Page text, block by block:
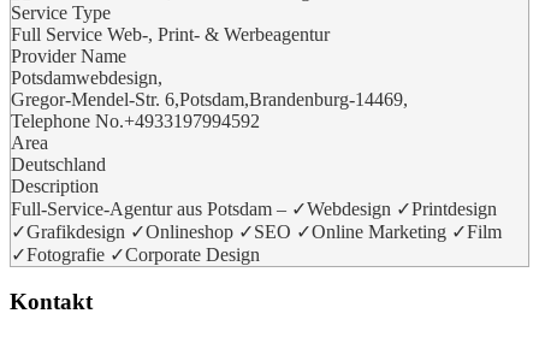
Service Type
Full Service Web-, Print- & Werbeagentur
Provider Name
Potsdamwebdesign,
Gregor-Mendel-Str. 6,Potsdam,Brandenburg-14469,
Telephone No.+4933197994592
Area
Deutschland
Description
Full-Service-Agentur aus Potsdam – ✓Webdesign ✓Printdesign
✓Grafikdesign ✓Onlineshop ✓SEO ✓Online Marketing ✓Film
✓Fotografie ✓Corporate Design
Kontakt